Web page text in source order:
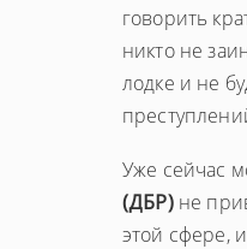
говорить
никто не
лодке и не
Уже сейчас
(ДБР)не
этой сфере,